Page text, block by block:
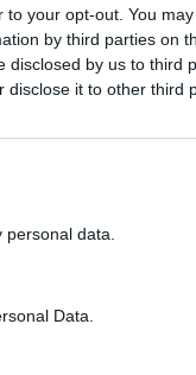
your opt-out. You
by third parties on
disclosed by us to third
disclose it to other third
data.
Data.
co oznacza ? Lekarz
prowadzonym był